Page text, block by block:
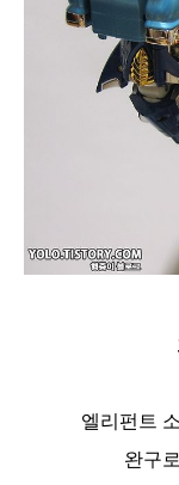
엘리펀트
완구